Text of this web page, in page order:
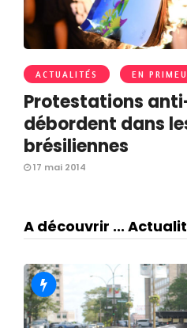
ACTUALITÉS EN
Protestations
débordent dans
brésiliennes
17 mai 2014
A découvrir ...